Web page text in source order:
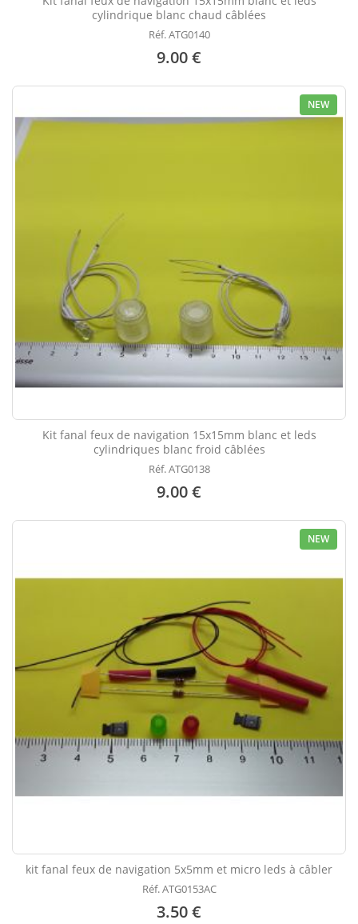
cylindrique blanc chaud câblées
Réf. ATG0140
9.00 €
NEW
Kit fanal feux de navigation 15x15mm blanc et leds
cylindriques blanc froid câblées
Réf. ATG0138
9.00 €
NEW
kit fanal feux de navigation 5x5mm et micro leds à câbler
Réf. ATG0153AC
3.50 €